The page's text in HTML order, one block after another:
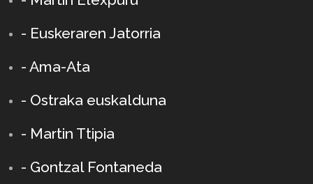
- Euskeraren Jatorria
- Ama-Ata
- Ostraka euskalduna
- Martin Ttipia
- Gontzal Fontaneda